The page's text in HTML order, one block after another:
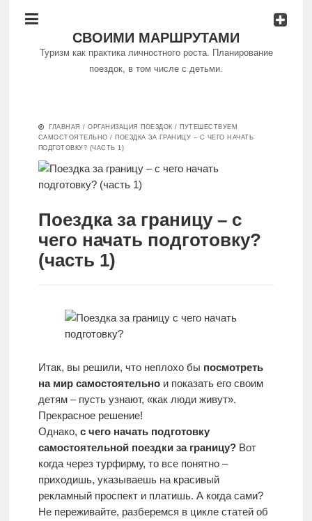
СВОИМИ МАРШРУТАМИ
Туризм как практика личностного роста. Планирование
поездок, в том числе с детьми.
путешествий
поехать
Путешествуем
самостоятельно
отдыха с
детьми
Европа
ГЛАВНАЯ /ОРГАНИЗАЦИЯ ПОЕЗДОК / ПУТЕШЕСТВУЕМ
САМОСТОЯТЕЛЬНО / ПОЕЗДКА ЗА ГРАНИЦУ – С ЧЕГО НАЧАТЬ
ПОДГОТОВКУ? (ЧАСТЬ 1)
Поездка за границу – с
чего начать подготовку?
(часть 1)
Итак, вы решили, что неплохо бы посмотреть
на мир самостоятельнои показать его своим
детям – пусть узнают, «как люди живут».
Прекрасное решение!
Однако, с чего начать подготовку
самостоятельной поездки за границу?Вот
когда через турфирму, то все понятно –
приходишь, указываешь на красивый
рекламный проспект и платишь. А когда сами?
Не переживайте, разберемся в цикле статей об